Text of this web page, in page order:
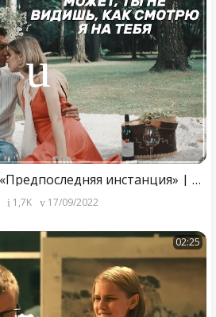
► Максим & Люда | «Предпоследняя инстанция» | Через 10 лет
1,7K 17/09/2022
02:25